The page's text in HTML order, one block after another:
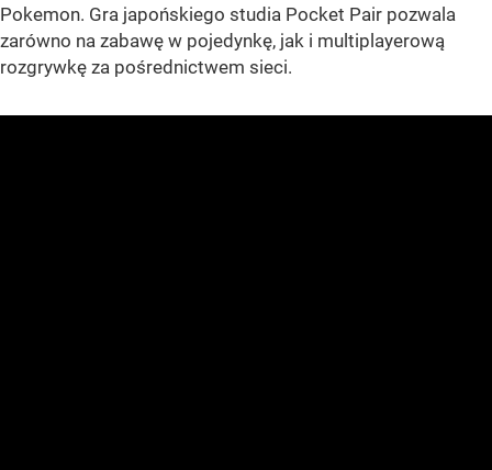
Pokemon. Gra japońskiego studia Pocket Pair pozwala
zarówno na zabawę w pojedynkę, jak i multiplayerową
rozgrywkę za pośrednictwem sieci.